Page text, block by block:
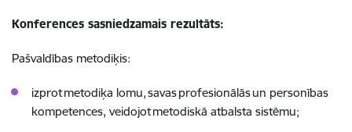
Konferences sasniedzamais rezultāts:
Pašvaldības metodiķis:
izprot metodiķa lomu, savas profesionālās un personības
kompetences, veidojot metodiskā atbalsta sistēmu;